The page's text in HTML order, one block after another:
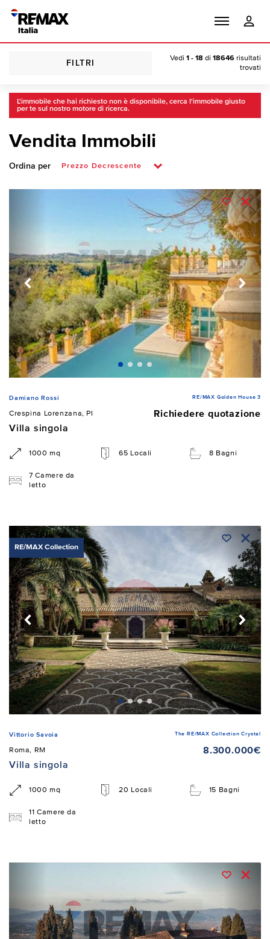
FILTRI
Vedi 1 - 18 di 18646 risultati
trovati
L'immobile che hai richiesto non è disponibile, cerca l'immobile giusto
per te sul nostro motore di ricerca.
Vendita Immobili
Ordina per
Damiano Rossi RE/MAX Golden House 3
Crespina Lorenzana, PI
Richiedere quotazione
Villa singola
1000 mq 65 Locali 8 Bagni
7 Camere da
letto
RE/MAX Collection
Vittorio Savoia The RE/MAX Collection Crystal
Roma, RM
8.300.000€
Villa singola
1000 mq 20 Locali 15 Bagni
11 Camere da
letto